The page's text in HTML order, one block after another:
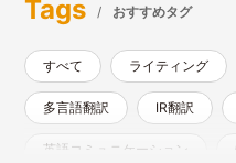
Tags おすすめタグ
すべて ライティング
多言語翻訳 IR翻訳
英語コミュニケーション